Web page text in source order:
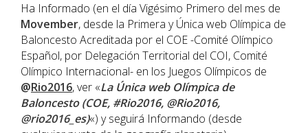
Ha Informado (en el día Vigésimo Primero del mes de
Movember, desde la Primera y Única web Olímpica de
Baloncesto Acreditada por el COE -Comité Olímpico
Español, por Delegación Territorial del COI, Comité
Olímpico Internacional- en los Juegos Olímpicos de
@Rio2016, ver «La Única web Olímpica de
Baloncesto (COE, #Rio2016, @Rio2016,
@rio2016_es)«) y seguirá Informando (desde